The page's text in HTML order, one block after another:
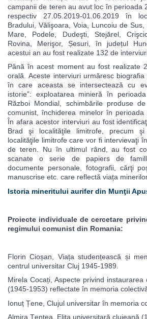
campanii de teren au avut loc în perioada
respectiv 27.05.2019-01.06.2019 în
Bradului, Vălişoara, Voia, Luncoiu de
Mare, Podele, Dudeşti, Stejărel,
Rovina, Merişor, Șesuri, în județul
acestui an au fost realizate 132 de
Până în acest moment au fost realizate
orală. Aceste interviuri urmăresc biografia
în care aceasta se intersectează cu
istorie”: exploatarea minieră în
Război Mondial, schimbările produse
comunist, închiderea minelor în perioada
În afara acestor interviuri au fost
Brad şi localităţile limitrofe, precum
localităţile limitrofe care vor fi intervievaţi
de teren. Nu în ultimul rând, au fost
scanate o serie de papiers de
documente personale, fotografii, cărţi
manuscrise etc. care reflectă viața
Istoria mineritului aurifer din Munţii
Proiecte individuale de cercetare
regimului comunist din Romania:
Florin Cioșan, Viața studențească și
centrul universitar Cluj 1945-1989.
Mirela Cocați, Aspecte privind
(1945-1953) reflectate în memoria
Ionuț Țene, Clujul universitar în memoria
Almira Țentea, Elita universitară clujeană